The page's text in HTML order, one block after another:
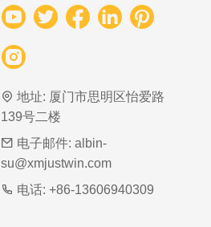
地址: 厦门市思明区怡爱路
139号二楼
电子邮件: albin-
su@xmjustwin.com
电话: +86-13606940309